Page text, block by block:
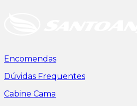
Encomendas
Dúvidas Frequentes
Cabine Cama